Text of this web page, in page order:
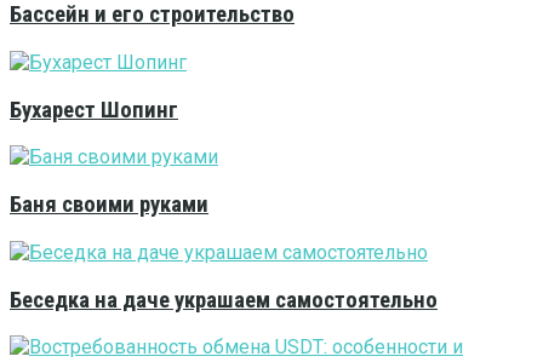
Бассейн и его строительство
Бухарест Шопинг
Баня своими руками
Беседка на даче украшаем самостоятельно